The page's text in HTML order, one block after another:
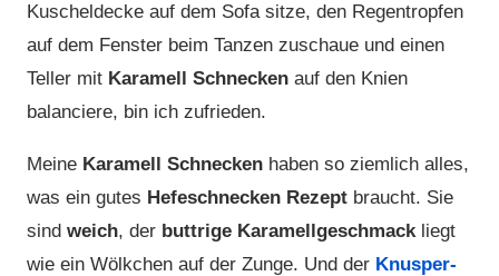
Kuscheldecke auf dem Sofa sitze, den Regentropfen
auf dem Fenster beim Tanzen zuschaue und einen
Teller mit Karamell Schnecken auf den Knien
balanciere, bin ich zufrieden.
Meine Karamell Schnecken haben so ziemlich alles,
was ein gutes Hefeschnecken Rezept braucht. Sie
sind weich, der buttrige Karamellgeschmackliegt
wie ein Wölkchen auf der Zunge. Und der Knusper-